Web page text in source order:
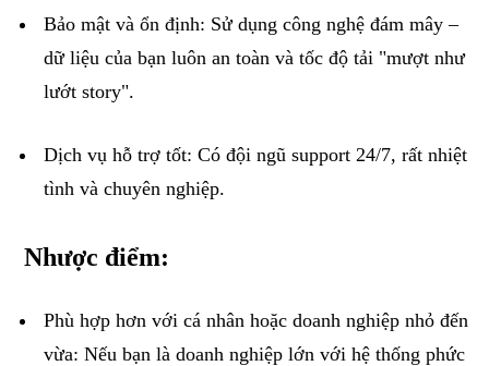
Bảo mật và ổn định: Sử dụng công nghệ đám mây –
dữ liệu của bạn luôn an toàn và tốc độ tải "mượt như
lướt story".
Dịch vụ hỗ trợ tốt: Có đội ngũ support24/7, rất nhiệt
tình và chuyên nghiệp.
Nhược điểm:
Phù hợp hơn với cá nhân hoặc doanh nghiệp nhỏ đến
vừa: Nếu bạn là doanh nghiệp lớn với hệ thống phức